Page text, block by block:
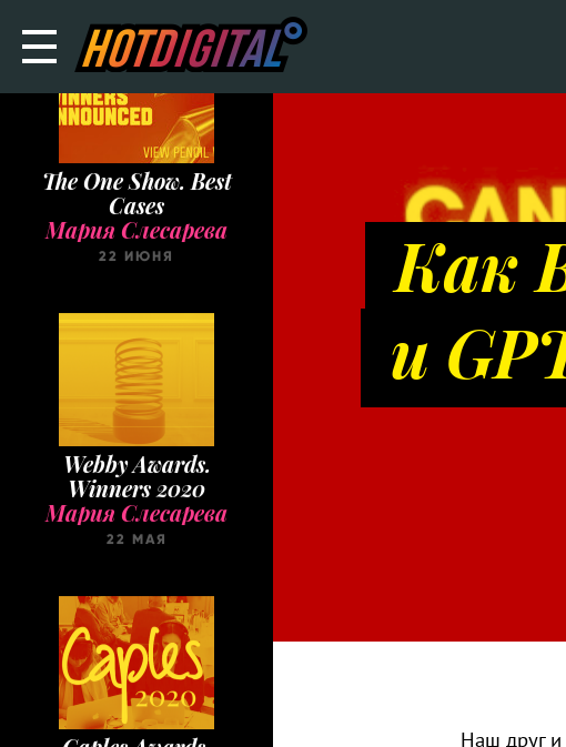
The One Show. Best
Cases
Мария Слесарева
22 ИЮНЯ
Webby Awards.
Winners 2020
Мария Слесарева
22 МАЯ
Как
и
Наш друг и